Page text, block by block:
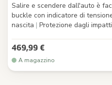
Salire e scendere dall'auto è
buckle con indicatore di
nascita | Protezione dagli
469,99 €
A magazzino